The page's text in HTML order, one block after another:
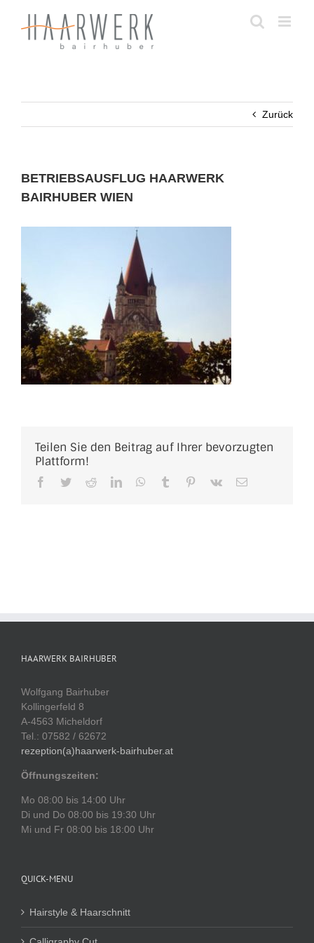
Zurück
BETRIEBSAUSFLUG HAARWERK
BAIRHUBER WIEN
Teilen Sie den Beitrag auf Ihrer bevorzugten
Plattform!
Facebook
TwitterRedditLinkedInWhatsApp
Tumblr Pinterest
Vk
E-
HAARWERK BAIRHUBER
Wolfgang Bairhuber
Kollingerfeld 8
A-4563 Micheldorf
Tel.: 07582 / 62672
rezeption(a)haarwerk-bairhuber.at
Öffnungszeiten:
Mo 08:00 bis 14:00 Uhr
Di und Do 08:00 bis 19:30 Uhr
Mi und Fr 08:00 bis 18:00 Uhr
QUICK-MENU
Hairstyle & Haarschnitt